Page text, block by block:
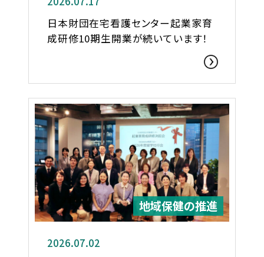
日本財団在宅看護センター起業家育
成研修10期生開業が続いています！
地域保健の推進
2026.07.02